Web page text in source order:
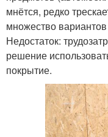
мнётся, редко
множество
Недостаток:
решение
покрытие.